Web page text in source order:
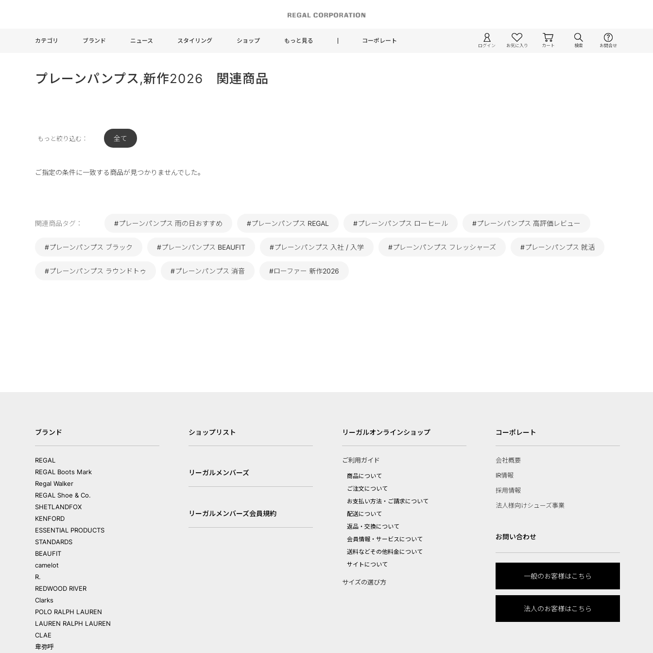
カテゴリ ブランド ニュース スタイリング ショップ もっと見る コーポレート
ログイン お気に入り カート 検索 お問合せ
プレーンパンプス,新作2026 関連商品
もっと絞り込む： 全て
ご指定の条件に一致する商品が見つかりませんでした。
関連商品タグ： #プレーンパンプス 雨の日おすすめ #プレーンパンプス REGAL #プレーンパンプス ローヒール #プレーンパンプス 高評価レビュー
#プレーンパンプス ブラック #プレーンパンプス BEAUFIT #プレーンパンプス 入社 / 入学 #プレーンパンプス フレッシャーズ #プレーンパンプス 就活
#プレーンパンプス ラウンドトゥ #プレーンパンプス 消音 #ローファー 新作2026
ブランド
REGAL
REGAL Boots Mark
Regal Walker
REGAL Shoe & Co.
SHETLANDFOX
KENFORD
ESSENTIAL PRODUCTS
STANDARDS
BEAUFIT
camelot
R.
REDWOOD RIVER
Clarks
POLO RALPH LAUREN
LAUREN RALPH LAUREN
CLAE
卑弥呼
ショップリスト
リーガルメンバーズ
リーガルメンバーズ会員規約
リーガルオンラインショップ
ご利用ガイド
商品について
ご注文について
お支払い方法・ご請求について
配送について
返品・交換について
会員情報・サービスについて
送料などその他料金について
サイトについて
サイズの選び方
コーポレート
会社概要
IR情報
採用情報
法人様向けシューズ事業
お問い合わせ
一般のお客様はこちら
法人のお客様はこちら